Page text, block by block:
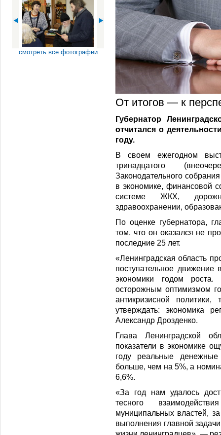
смотреть все фотографии
От итогов — к
Губернатор
отчитался о
году.
В своем ежегодном
тринадцатого
Законодательного
в экономике, финансовой
системе ЖКХ,
здравоохранении,
По оценке губернатора,
том, что он оказался не
последние 25 лет.
«Ленинградская область
поступательное движение
экономики годом
осторожным оптимизмом
антикризисной
утверждать: экономика
Александр Дрозденко.
Глава Ленинградской
показатели в экономике
году реальные денежные
больше, чем на 5%, а
6,6%.
«За год нам удалось
тесного
муниципальных властей,
выполнения главной